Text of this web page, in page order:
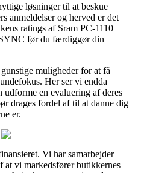
løsninger til at beskue
anmeldelser og herved er det
ratings af Sram PC-1110
før du færdiggør din
muligheder for at få
Her ser vi endda
en evaluering af deres
drages fordel af til at danne dig
er.
Vi har samarbejder
at vi markedsfører butikkernes